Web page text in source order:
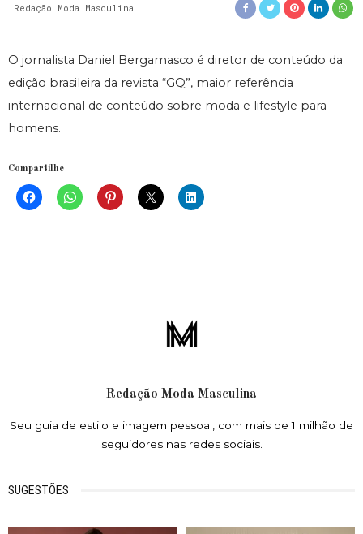
Redação Moda Masculina
O jornalista Daniel Bergamasco é diretor de conteúdo da
edição brasileira da revista “GQ”, maior referência
internacional de conteúdo sobre moda e lifestyle para
homens.
Compartilhe
Redação Moda Masculina
Seu guia de estilo e imagem pessoal, com mais de 1 milhão de
seguidores nas redes sociais.
SUGESTÕES